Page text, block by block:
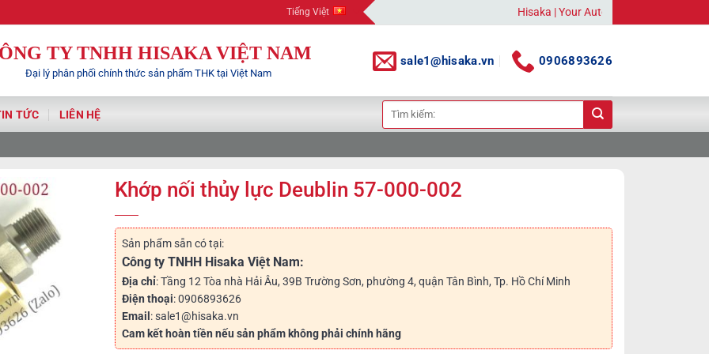
Tiếng Việt Hisaka | Your Automation Solutions Provider
TY TNHH HISAKA VIỆT NAM
Đại lý phân phối chính thức sản phẩm THK tại Việt Nam
sale1@hisaka.vn 0906893626
TỨC LIÊN HỆ
Tìm
kiếm:
Khớp nối thủy lực Deublin 57-000-002
Sản phẩm sẵn có tại:
Công ty TNHH Hisaka Việt Nam:
Địa chỉ: Tầng 12 Tòa nhà Hải Âu, 39B Trường Sơn, phường 4, quận Tân Bình, Tp. Hồ Chí Minh
Điện thoại: 0906893626
Email : sale1@hisaka.vn
Cam kết hoàn tiền nếu sản phẩm không phải chính hãng